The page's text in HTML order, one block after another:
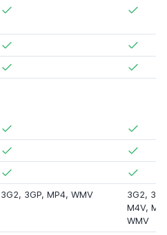
3G2, 3GP, MP4, WMV 3G2,
M4V,
WMV